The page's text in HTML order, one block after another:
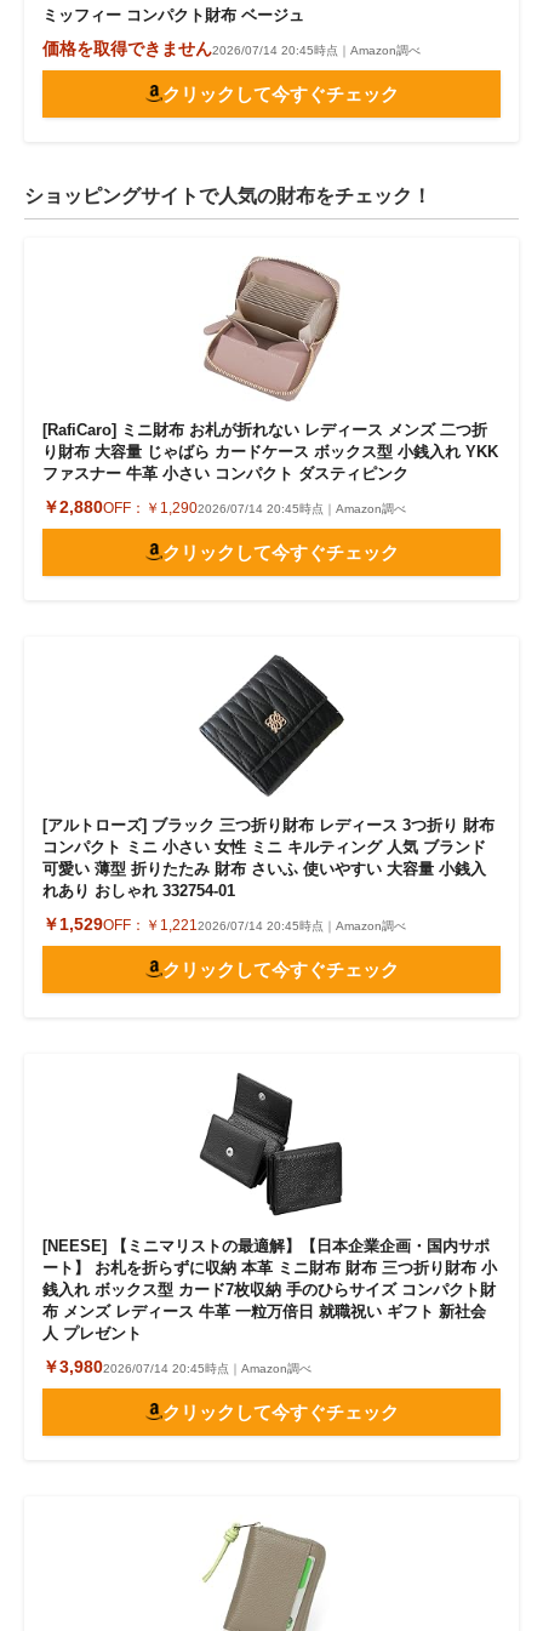
ミッフィー コンパクト財布 ベージュ
価格を取得できません2026/07/14 20:45時点｜Amazon調べ
クリックして今すぐチェック
ショッピングサイトで人気の財布をチェック！
[RafiCaro] ミニ財布 お札が折れない レディース メンズ 二つ折
り財布 大容量 じゃばら カードケース ボックス型 小銭入れ YKK
ファスナー 牛革 小さい コンパクト ダスティピンク
￥2,880OFF： ￥1,2902026/07/14 20:45時点｜Amazon調べ
クリックして今すぐチェック
[アルトローズ] ブラック 三つ折り財布 レディース 3つ折り 財布
コンパクト ミニ 小さい 女性 ミニ キルティング 人気 ブランド
可愛い 薄型 折りたたみ 財布 さいふ 使いやすい 大容量 小銭入
れあり おしゃれ 332754-01
￥1,529OFF： ￥1,2212026/07/14 20:45時点｜Amazon調べ
クリックして今すぐチェック
[NEESE] 【ミニマリストの最適解】【日本企業企画・国内サポ
ート】 お札を折らずに収納 本革 ミニ財布 財布 三つ折り財布 小
銭入れ ボックス型 カード7枚収納 手のひらサイズ コンパクト財
布 メンズ レディース 牛革 一粒万倍日 就職祝い ギフト 新社会
人 プレゼント
￥3,9802026/07/14 20:45時点｜Amazon調べ
クリックして今すぐチェック